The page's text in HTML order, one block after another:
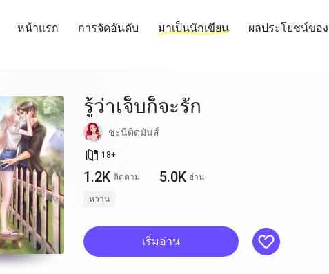
หน้าแรก การจัดอันดับ มาเป็นนักเขียน ผลประโยชน์ขอ
รู้ว่าเจ็บก็จะรัก
ชะนีติดมันส์
book_age 18+
1.2K ติดตาม 5.0K อ่าน
หวาน
เริ่มอ่าน like